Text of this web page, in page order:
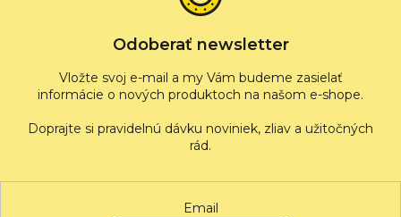
Odoberať newsletter
Vložte svoj e-mail a my Vám budeme zasielať
informácie o nových produktoch na našom e-shope.
Email